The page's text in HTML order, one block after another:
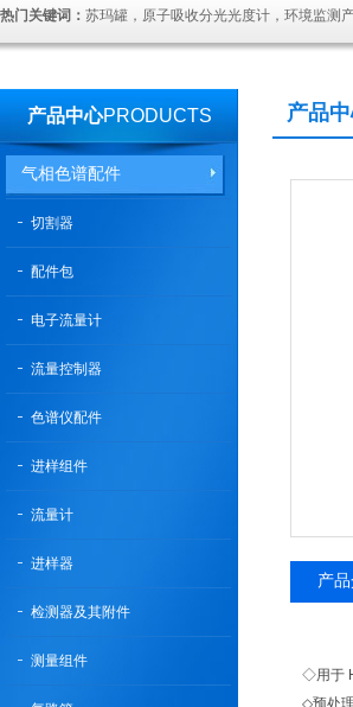
热门关键词： 苏玛罐，原子吸收分光光度计，环境监测
产品中心PRODUCTS
气相色谱配件
切割器
配件包
电子流量计
流量控制器
色谱仪配件
进样组件
流量计
进样器
检测器及其附件
测量组件
产品
产
◇用于
◇预处